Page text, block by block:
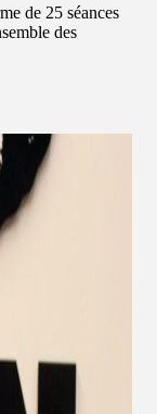
de 25 séances
des